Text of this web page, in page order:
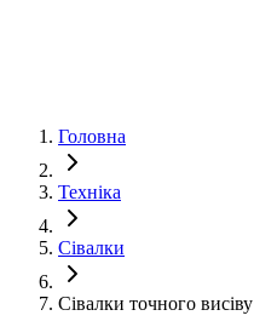
Головна
Техніка
Сівалки
Сівалки точного висіву